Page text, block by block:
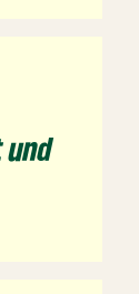
und